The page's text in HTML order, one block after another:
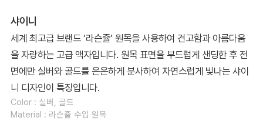
샤이니
세계 최고급 브랜드 ‘라슨쥴’ 원목을 사용하여 견고함과 아름다움
을 자랑하는 고급 액자입니다. 원목 표면을 부드럽게 샌딩한 후 전
면에만 실버와 골드를 은은하게 분사하여 자연스럽게 빛나는 샤이
니 디자인이 특징입니다.
Color : 실버, 골드
Material : 라슨쥴 수입 원목